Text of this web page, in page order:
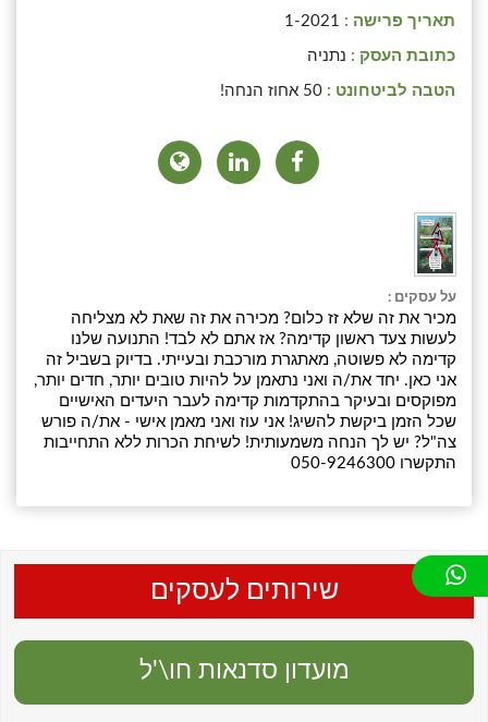
תאריך פרישה : 1-2021
כתובת העסק : נתניה
הטבה לביטחונט : 50 אחוז הנחה!
על עסקים :
מכיר את זה שלא זז כלום? מכירה את זה שאת לא מצליחה
לעשות צעד ראשון קדימה? אז אתם לא לבד! התנועה שלנו
קדימה לא פשוטה, מאתגרת מורכבת ובעייתי. בדיוק בשביל זה
אני כאן. יחד את/ה ואני נתאמן על להיות טובים יותר, חדים יותר,
מפוקסים ובעיקר בהתקדמות קדימה לעבר היעדים האישיים
שכל הזמן ביקשת להשיג! אני עוז ואני מאמן אישי - את/ה פורש
צה"ל? יש לך הנחה משמעותית! לשיחת הכרות ללא התחייבות
התקשרו 050-9246300
שירותים לעסקים
מועדון סדנאות חו\'ל